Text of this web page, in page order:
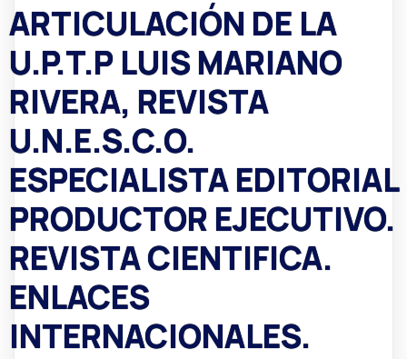
ARTICULACIÓN DE LA
U.P.T.P LUIS MARIANO
RIVERA, REVISTA
U.N.E.S.C.O.
ESPECIALISTA EDITORIAL
PRODUCTOR EJECUTIVO.
REVISTA CIENTIFICA.
ENLACES
INTERNACIONALES.